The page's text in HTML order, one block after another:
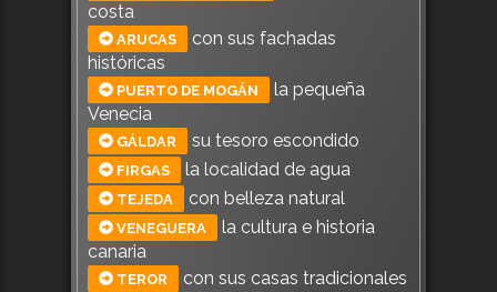
costa
ARUCAS
con sus fachadas
históricas
PUERTO DE MOGÁN
la pequeña
Venecia
GÁLDAR su tesoro escondido
FIRGAS la localidad de agua
TEJEDA con belleza natural
VENEGUERA
la cultura e historia
canaria
TEROR con sus casas tradicionales